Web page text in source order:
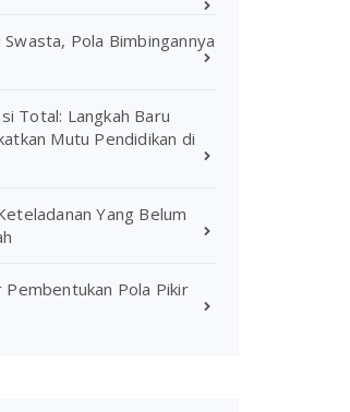
Pola Bimbingannya
Total: Langkah Baru
Mutu Pendidikan di
Yang Belum
Pembentukan Pola Pikir